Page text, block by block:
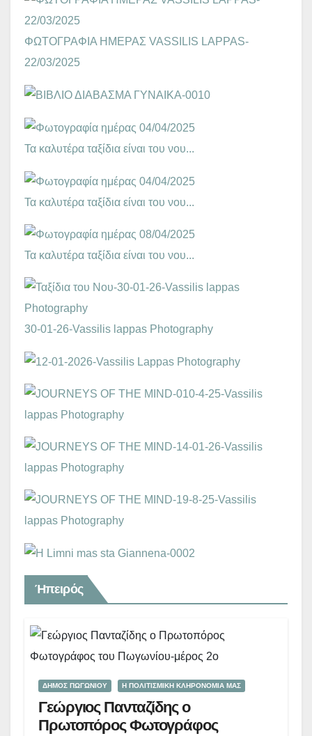
ΦΩΤΟΓΡΑΦΙΑ ΗΜΕΡΑΣ VASSILIS LAPPAS-
22/03/2025
Τα καλυτέρα ταξίδια είναι του νου...
Τα καλυτέρα ταξίδια είναι του νου...
Τα καλυτέρα ταξίδια είναι του νου...
30-01-26-Vassilis lappas Photography
Ήπειρός
ΔΗΜΟΣ ΠΩΓΩΝΙΟΥ Η ΠΟΛΙΤΙΣΜΙΚΗ ΚΛΗΡΟΝΟΜΙΑ ΜΑΣ
Γεώργιος Πανταζίδης ο
Πρωτοπόρος Φωτογράφος